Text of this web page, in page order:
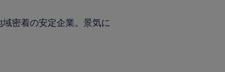
密着の安定企業。景気に